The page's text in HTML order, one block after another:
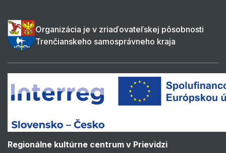
Organizácia je v zriaďovateľskej pôsobnosti
Trenčianskeho samosprávneho kraja
Regionálne kultúrne centrum v Prievidzi